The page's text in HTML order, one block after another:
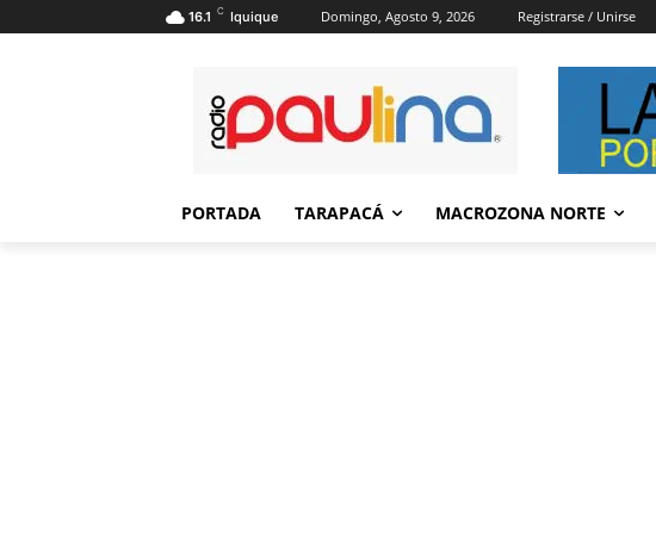
16.1 C Iquique Domingo, Agosto 9, 2026 Registrarse / Unirse
PORTADA TARAPACÁ MACROZONA NORTE